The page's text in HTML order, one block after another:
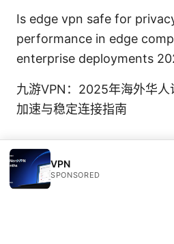
Is edge vpn safe for
performance in edge
enterprise deployments
九游VPN：2025年海外华
加速与稳定连接指南
VPN
SPONSORED